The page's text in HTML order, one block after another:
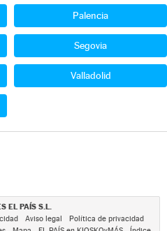
Palencia
Segovia
Valladolid
EL PAÍS S.L.
Aviso legal
Política de privacidad